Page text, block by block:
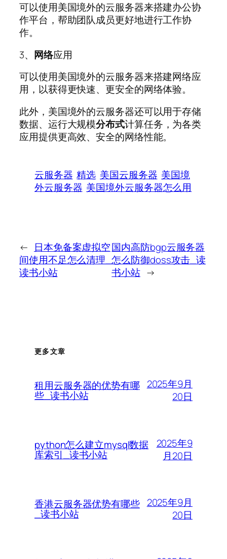
可以使用美国境外的云服务器来搭建办公协
作平台，帮助团队成员更好地进行工作协
作。
3、 网络应用
可以使用美国境外的云服务器来搭建网络应
用，以获得更快速、更安全的网络体验。
此外，美国境外的云服务器还可以用于存储
数据、运行大规模分布式计算任务，为各类
应用提供更高效、安全的网络性能。
云服务器 精选 美国云服务器 美国境
外云服务器 美国境外云服务器怎么用
←
日本免备案虚拟空
间使用不足怎么清理_
读书小站
国内高防bgp云服务器
怎么防御doss攻击_读
书小站 →
更多文章
租用云服务器的优势有哪
些_读书小站
2025年9月
20日
python怎么建立mysql数据
库索引_读书小站
2025年9
月20日
香港云服务器优势有哪些
_读书小站
2025年9月
20日